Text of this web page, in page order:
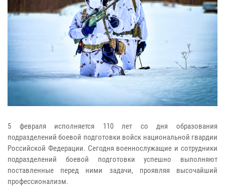
5 февраля исполняется 110 лет со дня образования
подразделений боевой подготовки войск национальной гвардии
Российской Федерации. Сегодня военнослужащие и сотрудники
подразделений боевой подготовки успешно выполняют
поставленные перед ними задачи, проявляя высочайший
профессионализм.